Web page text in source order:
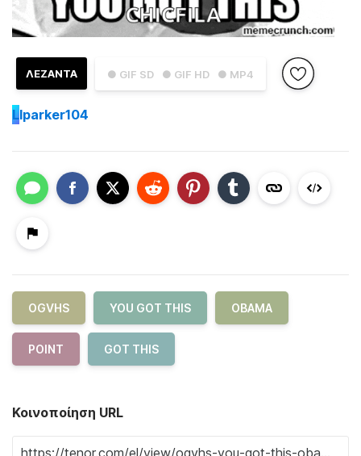
● GIF SD ● GIF HD ● MP4
ΛΕΖΑΝΤΑ
Llparker104
OGVHS YOU GOT THIS OBAMA
POINT GOT THIS
Κοινοποίηση URL